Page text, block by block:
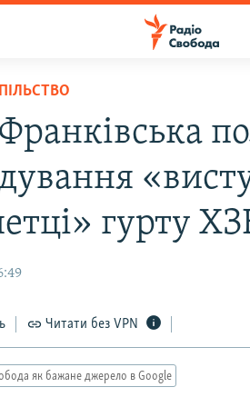
гурту
Читати без VPN
як бажане джерело в Google